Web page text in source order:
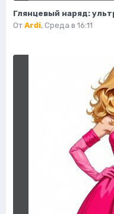
От Ardi, Среда в 16:11